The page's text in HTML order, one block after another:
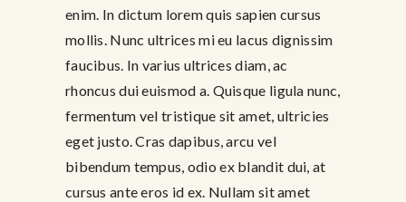
enim. In dictum lorem quis sapien cursus
mollis. Nunc ultrices mi eu lacus dignissim
faucibus. In varius ultrices diam, ac
rhoncus dui euismod a. Quisque ligula nunc,
fermentum vel tristique sit amet, ultricies
eget justo. Cras dapibus, arcu vel
bibendum tempus, odio ex blandit dui, at
cursus ante eros id ex. Nullam sit amet